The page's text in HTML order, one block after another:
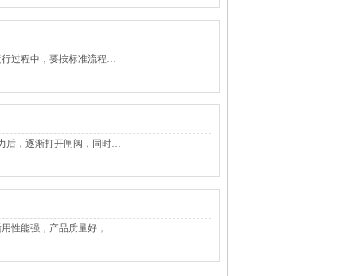
行过程中，要按标准流程…
后，逐渐打开闸阀，同时…
用性能强，产品质量好，…